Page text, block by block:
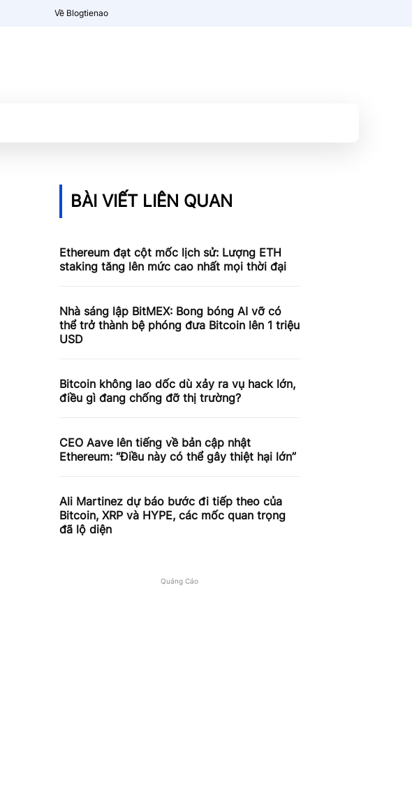
Về Blogtienao
BÀI VIẾT LIÊN QUAN
Ethereum đạt cột mốc lịch sử: Lượng ETH
staking tăng lên mức cao nhất mọi thời đại
Nhà sáng lập BitMEX: Bong bóng AI vỡ có
thể trở thành bệ phóng đưa Bitcoin lên 1 triệu
USD
Bitcoin không lao dốc dù xảy ra vụ hack lớn,
điều gì đang chống đỡ thị trường?
CEO Aave lên tiếng về bản cập nhật
Ethereum: “Điều này có thể gây thiệt hại lớn”
Ali Martinez dự báo bước đi tiếp theo của
Bitcoin, XRP và HYPE, các mốc quan trọng
đã lộ diện
Quảng Cáo